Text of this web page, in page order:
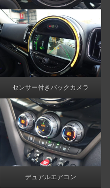
センサー付きバックカメラ
デュアルエアコン